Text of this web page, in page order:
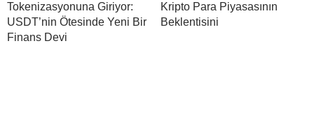
Tokenizasyonuna Giriyor:
USDT’nin Ötesinde Yeni Bir
Finans Devi
Kripto Para Piyasasının
Beklentisini